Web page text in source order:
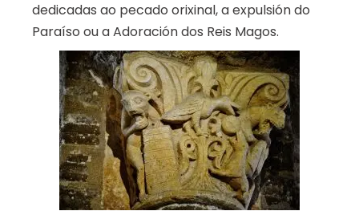
dedicadas ao pecado orixinal, a expulsión do
Paraíso ou a Adoración dos Reis Magos.